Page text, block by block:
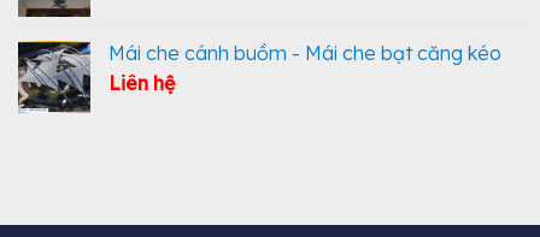
Mái che cánh buồm - Mái che bạt căng kéo
Liên hệ